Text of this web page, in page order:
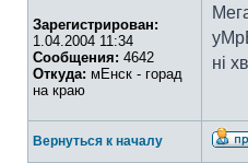
Зарегистрирован:
1.04.2004 11:34
Сообщения: 4642
Откуда: мЕнск - горад
на краю
ні
Вернуться к началу